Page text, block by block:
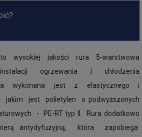
wysokiej jakości rura 5-warstwowa
ogrzewania i chłodzenia
wykonana jest z elastycznego i
jakim jest polietylen o podwyższonych
- PE-RT typ II. Rura dodatkowo
antydyfuzyjną, która zapobiega